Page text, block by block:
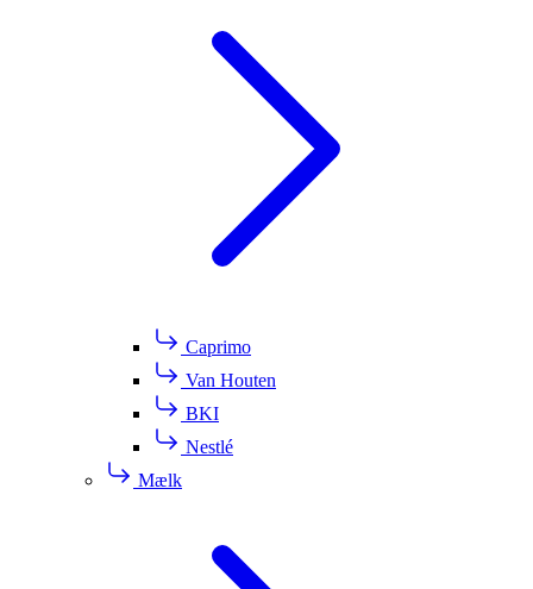
Caprimo
Van Houten
BKI
Nestlé
Mælk